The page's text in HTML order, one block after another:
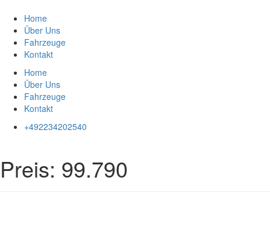
Inhalt
springen
Home
Über Uns
Fahrzeuge
Kontakt
Home
Über Uns
Fahrzeuge
Kontakt
+492234202540
Preis: 99.790